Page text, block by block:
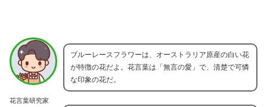
花言葉研究家
ブルーレースフラワーは、オーストラリア原産の白い花
が特徴の花だよ。花言葉は「無言の愛」で、清楚で可憐
な印象の花だ。